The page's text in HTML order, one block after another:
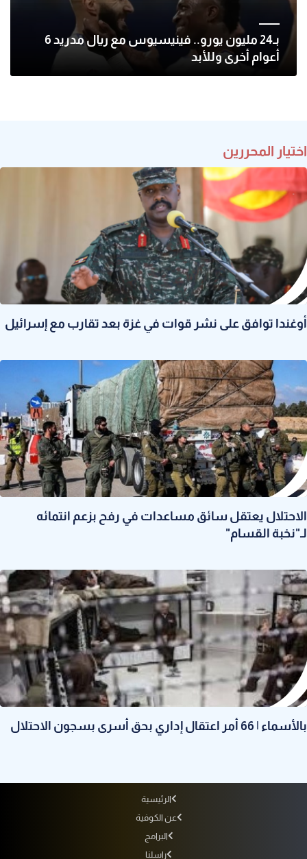
بـ24 مليون يورو.. فينيسيوس مع ريال مدريد 6
أعوام أخرى وللأبد
اختيار المحررين
أوغندا توافق على نشر قوات في غزة بعد تقارب مع إسرائيل
الاحتلال يعتقل سائق مساعدات في رفح بزعم انتمائه
لـ"نخبة القسام"
بالأسماء | 66 أمر اعتقال إداري بحق أسرى بسجون الاحتلال
الرئيسية
عن الكوفية
البرامج
راسلنا